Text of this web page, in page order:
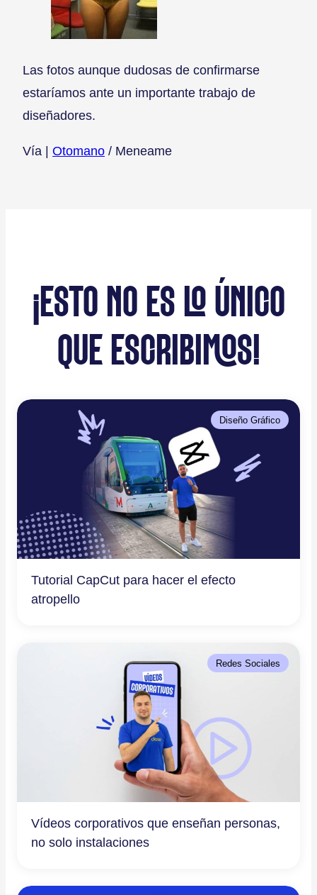
Las fotos aunque dudosas de confirmarse
estaríamos ante un importante trabajo de
diseñadores.
Vía | Otomano / Meneame
¡ESTO NO ES LO ÚNICO
QUE ESCRIBIMOS!
Diseño Gráfico
Tutorial CapCut para hacer el efecto
atropello
Redes Sociales
Vídeos corporativos que enseñan personas,
no solo instalaciones